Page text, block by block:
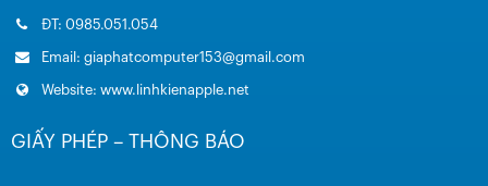
ĐT: 0985.051.054
Email: giaphatcomputer153@gmail.com
Website: www.linhkienapple.net
GIẤY PHÉP – THÔNG BÁO